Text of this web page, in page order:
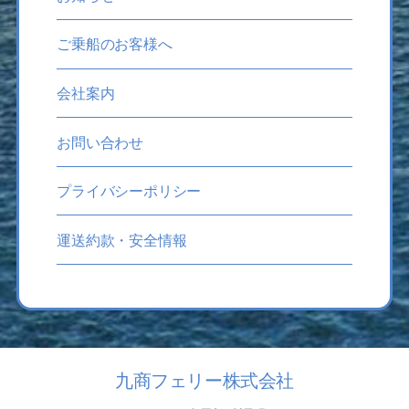
ご乗船のお客様へ
会社案内
お問い合わせ
プライバシーポリシー
運送約款・安全情報
九商フェリー株式会社